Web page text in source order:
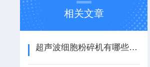
相关文章
超声波细胞粉碎机有哪些缺点和应用场景